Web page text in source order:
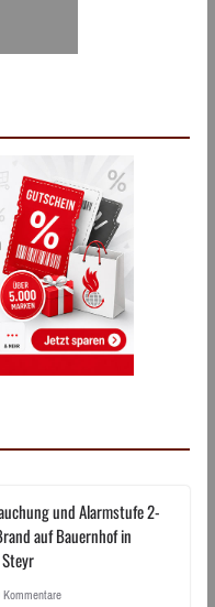
und Alarmstufe 2-
auf Bauernhof in